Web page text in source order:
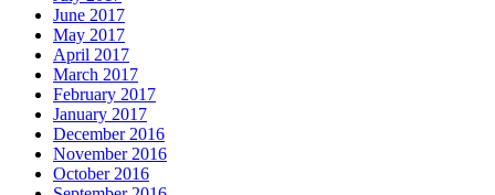
June 2017
May 2017
April 2017
March 2017
February 2017
January 2017
December 2016
November 2016
October 2016